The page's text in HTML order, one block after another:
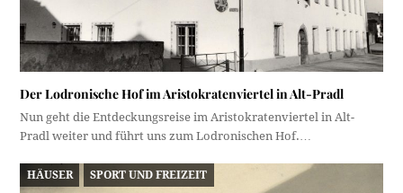
Der Lodronische Hof im Aristokratenviertel in Alt-Pradl
Nun geht die Entdeckungsreise im Aristokratenviertel in Alt-
Pradl weiter und führt uns zum Lodronischen Hof.…
HÄUSER SPORT UND FREIZEIT